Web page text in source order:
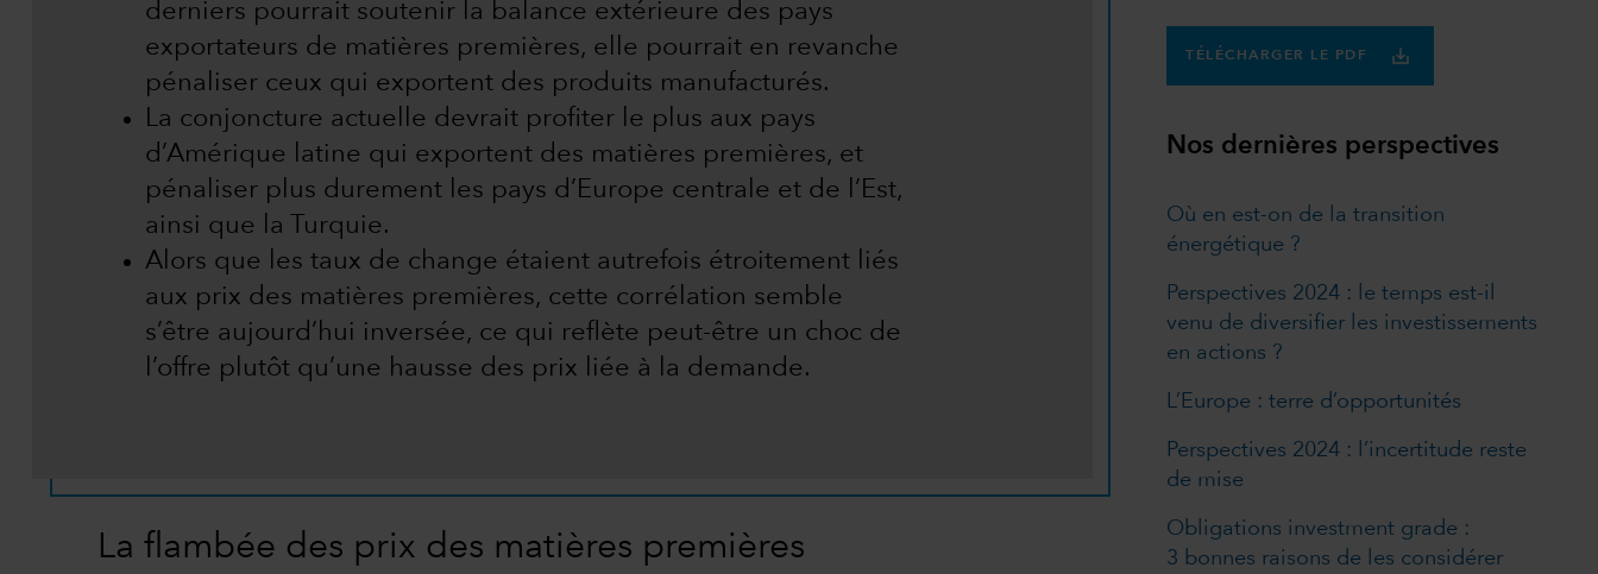
derniers pourrait soutenir la balance extérieure des pays
exportateurs de matières premières, elle pourrait en revanche
pénaliser ceux qui exportent des produits manufacturés.
La conjoncture actuelle devrait profiter le plus aux pays
d’Amérique latine qui exportent des matières premières, et
pénaliser plus durement les pays d’Europe centrale et de l’Est,
ainsi que la Turquie.
Alors que les taux de change étaient autrefois étroitement liés
aux prix des matières premières, cette corrélation semble
s’être aujourd’hui inversée, ce qui reflète peut-être un choc de
l’offre plutôt qu’une hausse des prix liée à la demande.
La flambée des prix des matières premières
TÉLÉCHARGER LE PDF
Nos dernières perspectives
Où en est-on de la transition
énergétique ?
Perspectives 2024 : le temps est-il
venu de diversifier les investissements
en actions ?
L’Europe : terre d’opportunités
Perspectives 2024 : l’incertitude reste
de mise
Obligations investment grade :
3 bonnes raisons de les considérer